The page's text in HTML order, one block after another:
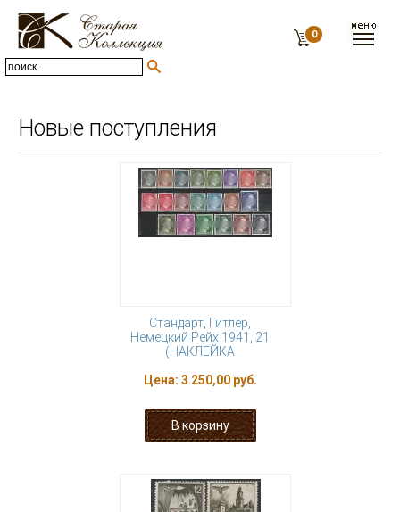
0
Новые поступления
Стандарт, Гитлер,
Немецкий Рейх 1941, 21
(НАКЛЕЙКА
Цена: 3 250,00 руб.